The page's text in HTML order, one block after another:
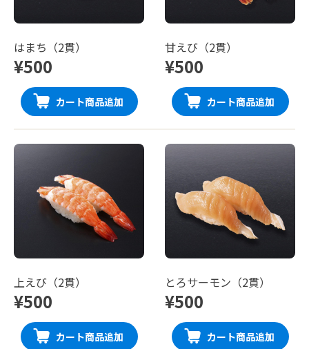
はまち（2貫）
¥500
カート商品追加
甘えび（2貫）
¥500
カート商品追加
上えび（2貫）
¥500
カート商品追加
とろサーモン（2貫）
¥500
カート商品追加